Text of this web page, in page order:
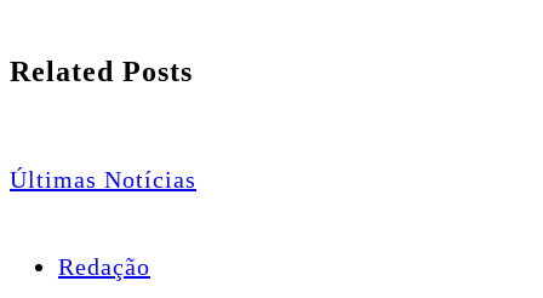
Related Posts
Últimas Notícias
Redação